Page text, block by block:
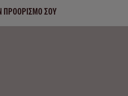
ΠΡΟΟΡΙΣΜΌ ΣΟΥ